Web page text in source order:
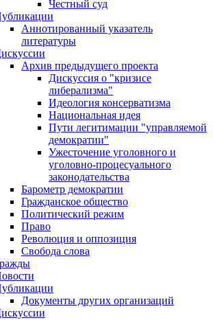
Честный суд
Аннотированный указатель
литературы
Архив предыдущего проекта
Дискуссия о "кризисе
либерализма"
Идеология консерватизма
Национальная идея
Пути легитимации "управляемой
демократии"
Ужесточение уголовного и
уголовно-процесуального
законодательства
Барометр демократии
Гражданское общество
Политический режим
Право
Революция и оппозиция
Свобода слова
Документы других организаций